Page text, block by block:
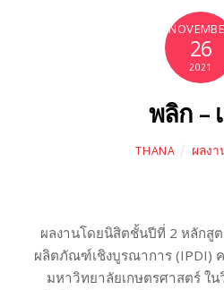
26
2021
พลิก –
THANA ผลง
ผลงานโดยนิสิตชั้นปีที่ 2 หลักสู
ผลิตภัณฑ์เชิงบูรณาการ (IPDI)
มหาวิทยาลัยเกษตรศาสตร์ ใ